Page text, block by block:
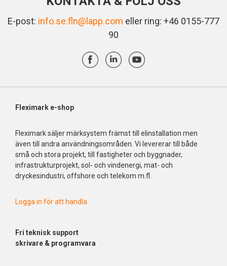
E-post: info.se.fln@lapp.com eller ring: +46 0155-777
90
Fleximark e-shop
Fleximark säljer märksystem främst till elinstallation men
även till andra användningsområden. Vi levererar till både
små och stora projekt, till fastigheter och byggnader,
infrastrukturprojekt, sol- och vindenergi, mat- och
dryckesindustri, offshore och telekom m.fl.
Logga in för att handla
Fri teknisk support
skrivare & programvara